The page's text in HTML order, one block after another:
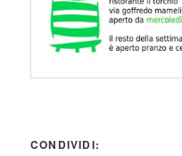
CONDIVIDI: